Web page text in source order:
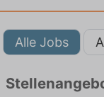
Alle Jobs